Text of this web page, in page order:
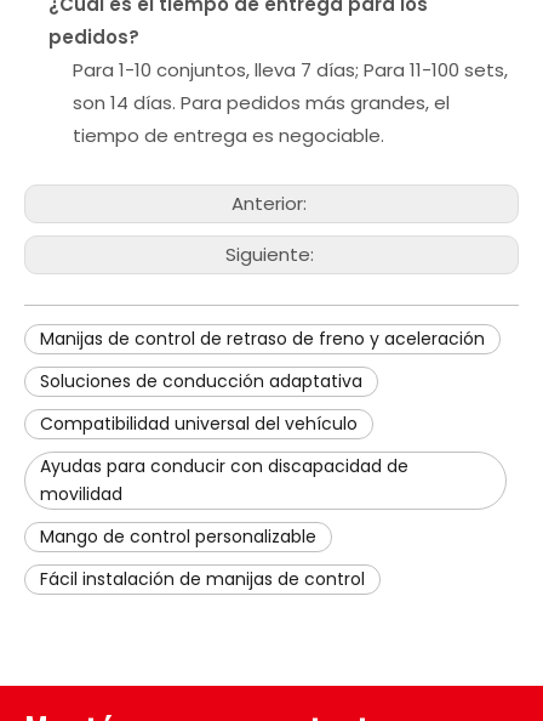
pedidos?
Para 1-10 conjuntos, lleva 7 días; Para 11-100 sets,
son 14 días. Para pedidos más grandes, el
tiempo de entrega es negociable.
Anterior:
Siguiente:
Manijas de control de retraso de freno y aceleración
Soluciones de conducción adaptativa
Compatibilidad universal del vehículo
Ayudas para conducir con discapacidad de
movilidad
Mango de control personalizable
Fácil instalación de manijas de control